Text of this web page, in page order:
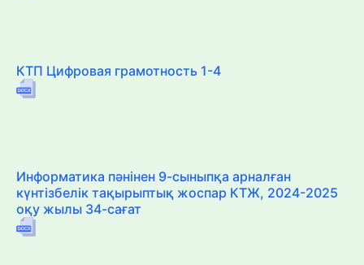
КТП Цифровая грамотность 1-4
Информатика пәнінен 9-сыныпқа арналған
күнтізбелік тақырыптық жоспар КТЖ, 2024-2025
оқу жылы 34-сағат